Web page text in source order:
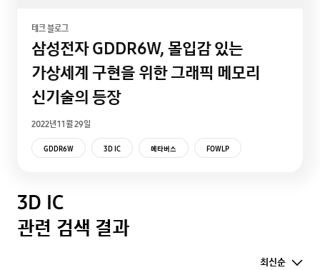
테크 블로그
삼성전자 GDDR6W, 몰입감 있는
가상세계 구현을 위한 그래픽 메모리
신기술의 등장
2022년 11월 29일
GDDR6W 3D IC 메타버스 FOWLP
3D IC
관련 검색 결과
최신순